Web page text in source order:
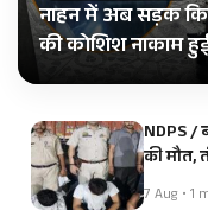
नाहन में अब सड़क
की कोशिश नाकाम
NDPS /
की मौत,
7 Aug • 1